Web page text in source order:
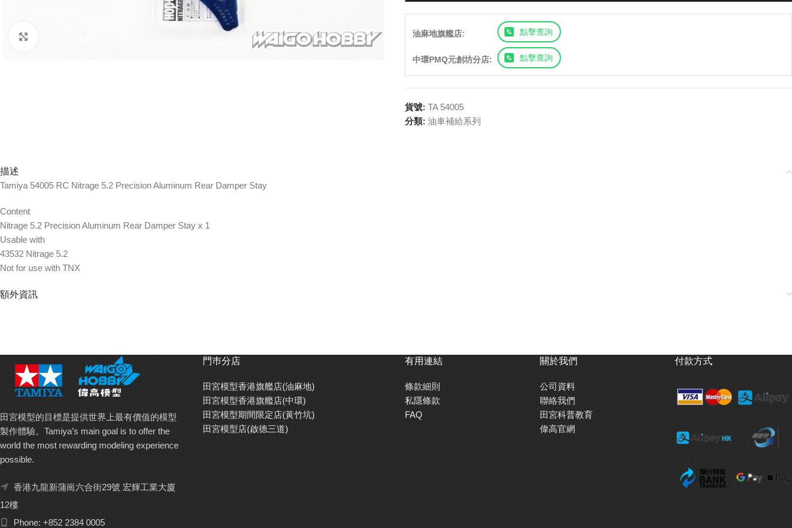
油麻地旗艦店: 點擊查詢
中環PMQ元創坊分店: 點擊查詢
貨號: TA 54005
分類: 油車補給系列
描述
Tamiya 54005 RC Nitrage 5.2 Precision Aluminum Rear Damper Stay
Content
Nitrage 5.2 Precision Aluminum Rear Damper Stay x 1
Usable with
43532 Nitrage 5.2
Not for use with TNX
額外資訊
田宮模型的目標是提供世界上最有價值的模型
製作體驗。Tamiya’s main goal is to offer the
world the most rewarding modeling experience
possible.
香港九龍新蒲崗六合街29號 宏輝工業大廈
12樓
Phone: +852 2384 0005
門巿分店
田宮模型香港旗艦店(油麻地)
田宮模型香港旗艦店(中環)
田宮模型期間限定店(黃竹坑)
田宮模型店(啟德三道)
有用連結
條款細則
私隱條款
FAQ
關於我們
公司資料
聯絡我們
田宮科普教育
偉高官網
付款方式